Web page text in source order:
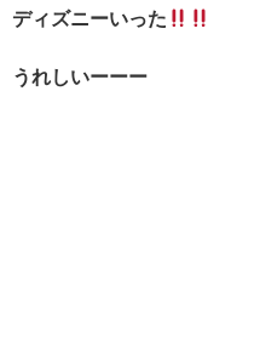
ディズニーいった
うれしいーーー